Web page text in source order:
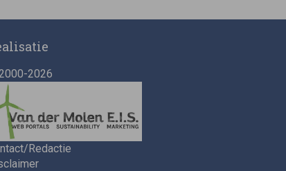
2026
Redactie